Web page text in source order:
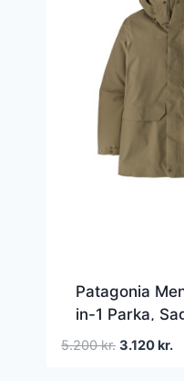
Patagonia
in-1 Parka,
5.200kr. Den
3.120kr.